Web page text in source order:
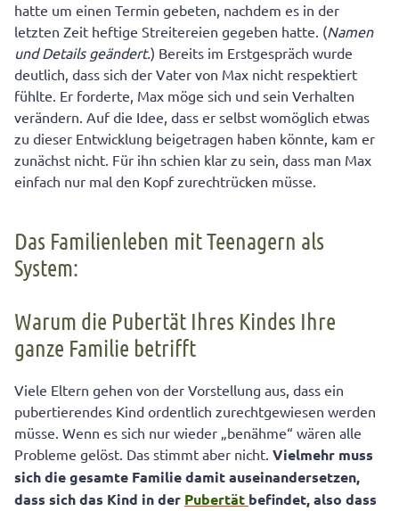
hatte um einen Termin gebeten, nachdem es in der
letzten Zeit heftige Streitereien gegeben hatte. (Namen
und Details geändert.) Bereits im Erstgespräch wurde
deutlich, dass sich der Vater von Max nicht respektiert
fühlte. Er forderte, Max möge sich und sein Verhalten
verändern. Auf die Idee, dass er selbst womöglich etwas
zu dieser Entwicklung beigetragen haben könnte, kam er
zunächst nicht. Für ihn schien klar zu sein, dass man Max
einfach nur mal den Kopf zurechtrücken müsse.
Das Familienleben mit Teenagern als
System:
Warum die Pubertät Ihres Kindes Ihre
ganze Familie betrifft
Viele Eltern gehen von der Vorstellung aus, dass ein
pubertierendes Kind ordentlich zurechtgewiesen werden
müsse. Wenn es sich nur wieder „benähme“ wären alle
Probleme gelöst. Das stimmt aber nicht. Vielmehr muss
sich die gesamte Familie damit auseinandersetzen,
dass sich das Kind in der Pubertät befindet, also dass